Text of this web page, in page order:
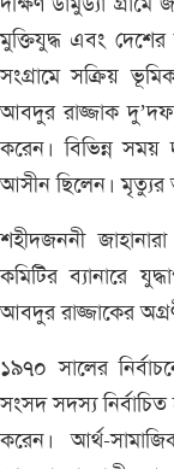
মুক্তিযুদ্ধ এবং
সংগ্রামে সক্রিয়
আবদুর রাজ্জাক
করেন। বিভিন্ন সময়
আসীন ছিলেন। মৃত্যুর
শহীদজননী
কমিটির ব্যানারে
আবদুর রাজ্জাকের
১৯৭০ সালের
সংসদ সদস্য নির্বাচিত
করেন। আর্থ-